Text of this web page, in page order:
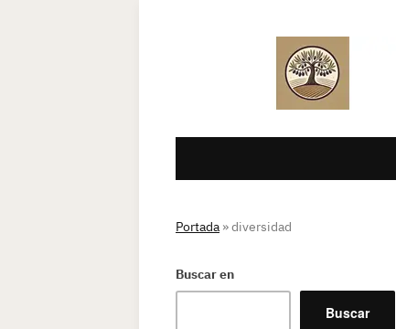
Portada »diversidad
Buscar en
Buscar